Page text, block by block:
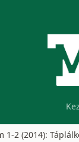
1-2 (2014):